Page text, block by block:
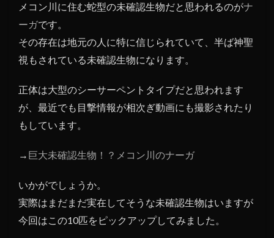
メコン川に住む蛇型の未確認生物だと思われるのがナ
ーガです。
その存在は地元の人に特に信じられていて、半ば神聖
視もされている未確認生物になります。
正体は大型のシーサーペントタイプだと思われます
が、最近でも目撃情報が相次ぎ動画にも撮影されたり
もしています。
→ 巨大未確認生物！？メコン川のナーガ
いかがでしょうか。
実際はまだまだ実在してそうな未確認生物はいますが
今回はこの10匹をピックアップしてみました。